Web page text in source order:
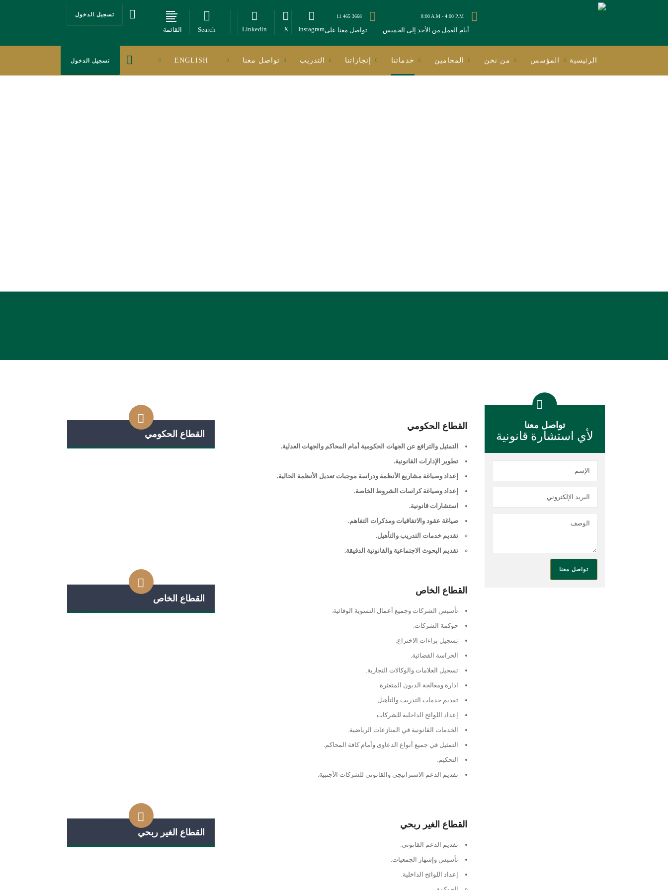
8:00 A.M - 4:00 P.M
أيام العمل من الأحد إلى الخميس
11 465 3668
تواصل معنا علىInstagram
X
Linkedin
Search القائمة
الرئيسية المؤسس من نحن المحامين خدماتنا إنجازاتنا التدريب تواصل معنا ENGLISH تسجيل الدخول 
تسجيل الدخول 
القطاع الحكومي
القطاع الحكومي
التمثيل والترافع عن الجهات الحكومية أمام المحاكم والجهات العدلية.
تطوير الإدارات القانونية.
إعداد وصياغة مشاريع الأنظمة ودراسة موجبات تعديل الأنظمة الحالية.
إعداد وصياغة كراسات الشروط الخاصة.
استشارات قانونية.
صياغة عقود والاتفاقيات ومذكرات التفاهم.
تقديم خدمات التدريب والتأهيل.
تقديم البحوث الاجتماعية والقانونية الدقيقة.
القطاع الخاص
القطاع الخاص
تأسيس الشركات وجميع أعمال التسوية الوقائية.
حوكمة الشركات.
تسجيل براءات الاختراع.
الحراسة القضائية.
تسجيل العلامات والوكالات التجارية.
ادارة ومعالجة الديون المتعثرة.
تقديم خدمات التدريب والتأهيل.
إعداد اللوائح الداخلية للشركات.
الخدمات القانونية في المنازعات الرياضية.
التمثيل في جميع أنواع الدعاوى وأمام كافة المحاكم.
التحكيم.
تقديم الدعم الاستراتيجي والقانوني للشركات الأجنبية.
القطاع الغير ربحي
القطاع الغير ربحي
تقديم الدعم القانوني.
تأسيس وإشهار الجمعيات.
إعداد اللوائح الداخلية.
تواصل معنا
لأي استشارة قانونية